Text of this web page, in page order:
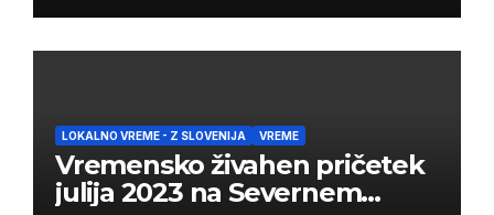
LOKALNO VREME - Z SLOVENIJA VREME
Vremensko živahen pričetek
julija 2023 na Severnem